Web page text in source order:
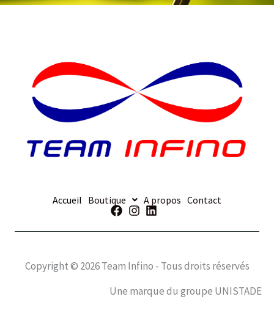
Accueil Boutique A propos Contact
Copyright © 2026 Team Infino - Tous droits réservés
Une marque du groupe UNISTADE